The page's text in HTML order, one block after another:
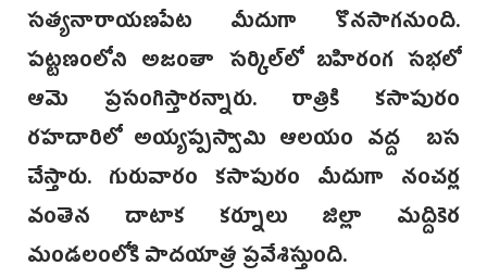
సత్యనారాయణపేట మీదుగా కొనసాగనుంది.
పట్టణంలోని అజంతా సర్కిల్‌లో బహిరంగ సభలో
ఆమె ప్రసంగిస్తారన్నారు. రాత్రికి కసాపురం
రహదారిలో అయ్యప్పస్వామి ఆలయం వద్ద బస
చేస్తారు. గురువారం కసాపురం మీదుగా నంచర్ల
వంతెన దాటాక కర్నూలు జిల్లా మద్దికెర
మండలంలోకి పాదయాత్ర ప్రవేశిస్తుంది.